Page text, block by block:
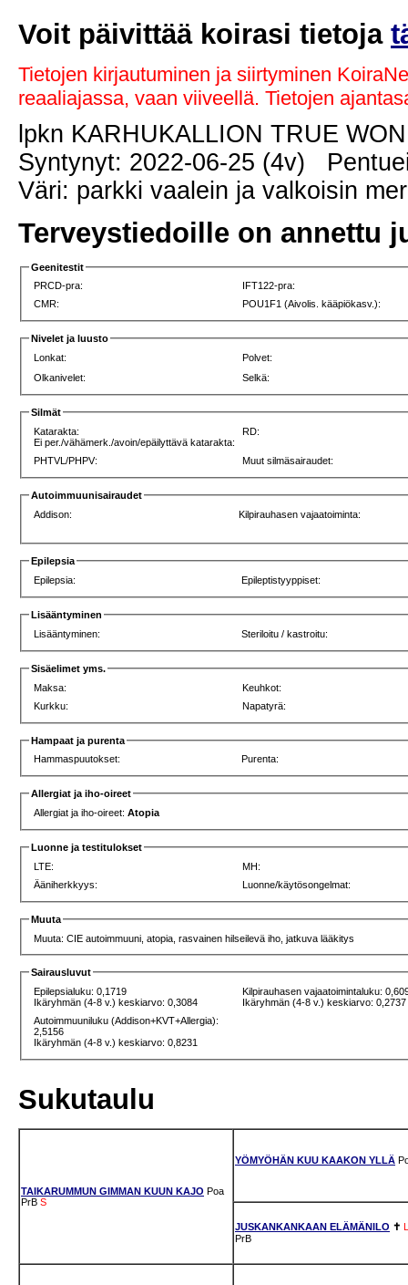
Voit päivittää koirasi tietoja
Tietojen kirjautuminen ja siirtyminen
reaaliajassa, vaan viiveellä. Tietojen
lpkn KARHUKALLION TRUE
Syntynyt: 2022-06-25 (4v)
Väri: parkki vaalein ja valkoisin
Terveystiedoille on annettu
Geenitestit
PRCD-pra:
IFT122-pra:
CMR:
POU1F1 (Aivolis. kääpiökasv.):
Nivelet ja luusto
Lonkat:
Polvet:
Olkanivelet:
Selkä:
Silmät
Katarakta:
Ei per./vähämerk./avoin/epäilyttävä katarakta:
RD:
PHTVL/PHPV: Muut silmäsairaudet:
Autoimmuunisairaudet
Addison:
Kilpirauhasen vajaatoiminta:
Epilepsia
Epilepsia:
Epileptistyyppiset:
Lisääntyminen
Lisääntyminen:
Steriloitu / kastroitu:
Sisäelimet yms.
Maksa:
Keuhkot:
Kurkku:
Napatyrä:
Hampaat ja purenta
Hammaspuutokset:
Purenta:
Allergiat ja iho-oireet
Allergiat ja iho-oireet:Atopia
Luonne ja testitulokset
LTE:
MH:
Ääniherkkyys:
Luonne/käytösongelmat:
Muuta
Muuta: CIE autoimmuuni, atopia, rasvainen hilseilevä iho, jatkuva lääkitys
Sairausluvut
Epilepsialuku: 0,1719
Ikäryhmän (4-8 v.) keskiarvo: 0,3084
Kilpirauhasen vajaatoimintaluku:
Ikäryhmän (4-8 v.) keskiarvo: 0,2737
Autoimmuuniluku (Addison+KVT+Allergia):
2,5156
Ikäryhmän (4-8 v.) keskiarvo: 0,8231
Sukutaulu
TAIKARUMMUN GIMMAN KUUN KAJO Poa
PrB S
YÖMYÖHÄN KUU KAAKON YLLÄ
JUSKANKANKAAN ELÄMÄNILO ✝ L
PrB